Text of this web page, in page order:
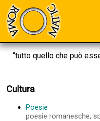
“tutto quello che può
Cultura
Poesie
poesie romanesche,